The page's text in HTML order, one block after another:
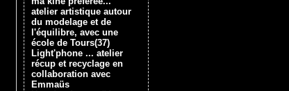
atelier artistique autour
du modelage et de
l'équilibre, avec une
école de Tours(37)
Light'phone ... atelier
récup et recyclage en
collaboration avec
Emmaüs